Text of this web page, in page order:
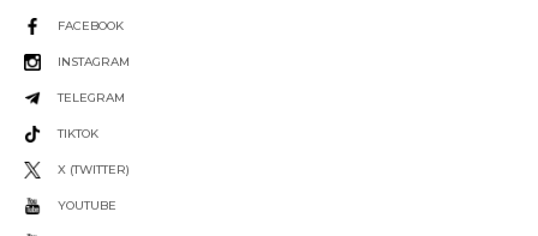
FACEBOOK
INSTAGRAM
TELEGRAM
TIKTOK
X (TWITTER)
YOUTUBE